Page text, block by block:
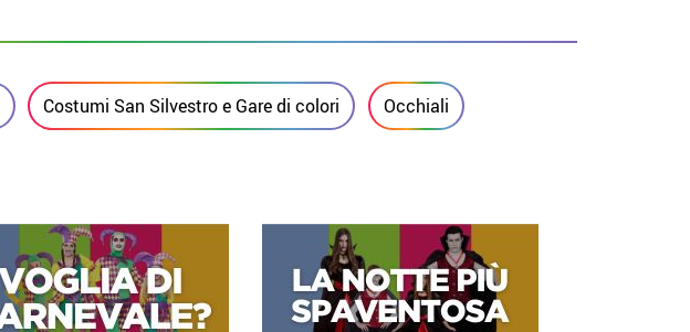
Costumi San Silvestro e Gare di colori Occhiali